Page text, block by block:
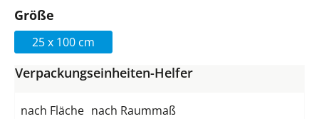
Größe
25 x 100 cm
Verpackungseinheiten-Helfer
nach Fläche nach Raummaß